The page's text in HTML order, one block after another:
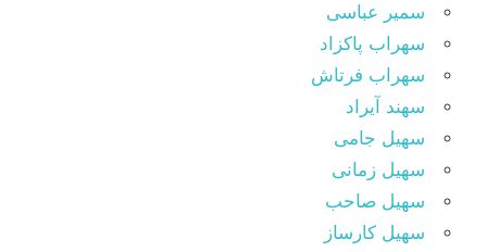
سمیر عباسی
سهراب پاکزاد
سهراب فرتاش
سهند آیراد
سهیل جامی
سهیل زمانی
سهیل صاحب
سهیل کارساز